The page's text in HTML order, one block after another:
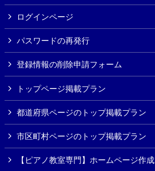
ログインページ
パスワードの再発行
登録情報の削除申請フォーム
トップページ掲載プラン
都道府県ページのトップ掲載プラン
市区町村ページのトップ掲載プラン
【ピアノ教室専門】ホームページ作成